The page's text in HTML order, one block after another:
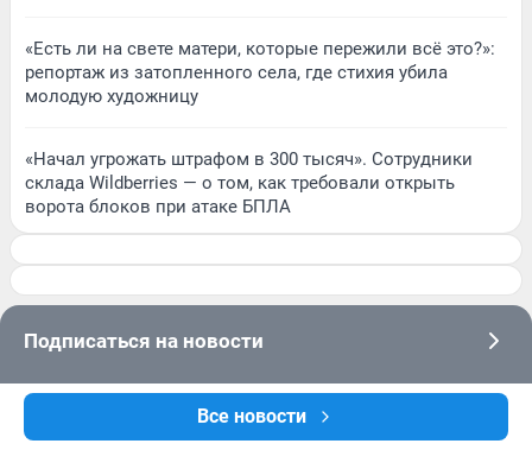
Все новости
«Есть ли на свете матери, которые пережили всё это?»:
репортаж из затопленного села, где стихия убила
молодую художницу
«Начал угрожать штрафом в 300 тысяч». Сотрудники
склада Wildberries — о том, как требовали открыть
ворота блоков при атаке БПЛА
Подписаться на новости
Сообщить новость